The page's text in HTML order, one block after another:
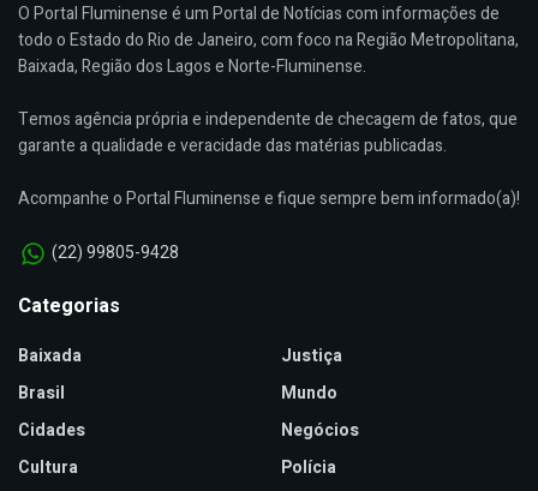
O Portal Fluminense é um Portal de Notícias com informações de
todo o Estado do Rio de Janeiro, com foco na Região Metropolitana,
Baixada, Região dos Lagos e Norte-Fluminense.
Temos agência própria e independente de checagem de fatos, que
garante a qualidade e veracidade das matérias publicadas.
Acompanhe o Portal Fluminense e fique sempre bem informado(a)!
(22) 99805-9428
Categorias
Baixada
Brasil
Cidades
Cultura
Justiça
Mundo
Negócios
Polícia